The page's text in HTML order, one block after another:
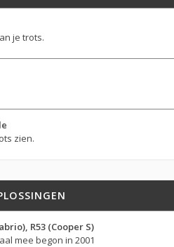
je trots.
zien.
R53 (Cooper S)
mee begon in 2001